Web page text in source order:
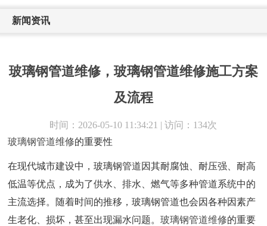
新闻资讯
玻璃钢管道维修，玻璃钢管道维修施工方案
及流程
时间：2026-05-10 11:34:21 | 访问：134次
玻璃钢管道维修的重要性
在现代城市建设中，玻璃钢管道因其耐腐蚀、耐压强、耐高
低温等优点，成为了供水、排水、燃气等多种管道系统中的
主流选择。随着时间的推移，玻璃钢管道也会因各种因素产
生老化、损坏，甚至出现漏水问题。玻璃钢管道维修的重要